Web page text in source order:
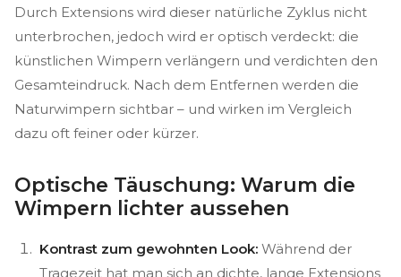
Durch Extensions wird dieser natürliche Zyklus nicht
unterbrochen, jedoch wird er optisch verdeckt: die
künstlichen Wimpern verlängern und verdichten den
Gesamteindruck. Nach dem Entfernen werden die
Naturwimpern sichtbar – und wirken im Vergleich
dazu oft feiner oder kürzer.
Optische Täuschung: Warum die
Wimpern lichter aussehen
Kontrast zum gewohnten Look: Während der
Tragezeit hat man sich an dichte, lange Extensions